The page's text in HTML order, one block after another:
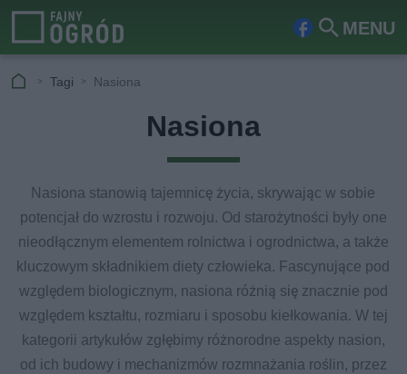
MENU
Fa Szu
Tagi Nasiona
Nasiona
Nasiona stanowią tajemnicę życia, skrywając w sobie
potencjał do wzrostu i rozwoju. Od starożytności były one
nieodłącznym elementem rolnictwa i ogrodnictwa, a także
kluczowym składnikiem diety człowieka. Fascynujące pod
względem biologicznym, nasiona różnią się znacznie pod
względem kształtu, rozmiaru i sposobu kiełkowania. W tej
kategorii artykułów zgłębimy różnorodne aspekty nasion,
od ich budowy i mechanizmów rozmnażania roślin, przez